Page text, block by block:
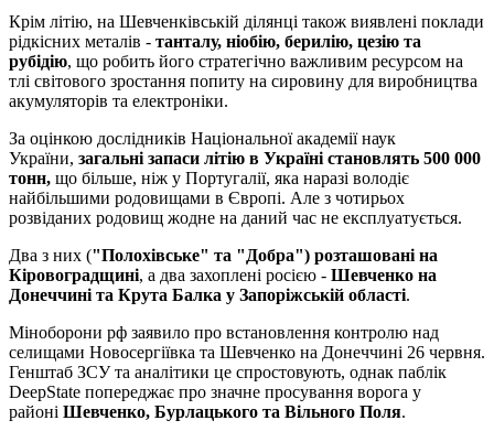
Крім літію, на Шевченківській ділянці також виявлені поклади
рідкісних металів - танталу, ніобію, берилію, цезію та
рубідію, що робить його стратегічно важливим ресурсом на
тлі світового зростання попиту на сировину для виробництва
акумуляторів та електроніки.
За оцінкою дослідників Національної академії наук
України, загальні запаси літію в Україні становлять 500 000
тонн, що більше, ніж у Португалії, яка наразі володіє
найбільшими родовищами в Європі. Але з чотирьох
розвіданих родовищ жодне на даний час не експлуатується.
Два з них ("Полохівське" та "Добра") розташовані на
Кіровоградщині, а два захоплені росією - Шевченко на
Донеччині та Крута Балка у Запоріжській області.
Міноборони рф заявило про встановлення контролю над
селищами Новосергіївка та Шевченко на Донеччині 26 червня.
Генштаб ЗСУ та аналітики це спростовують, однак паблік
DeepState попереджає про значне просування ворога у
районі Шевченко, Бурлацького та Вільного Поля.